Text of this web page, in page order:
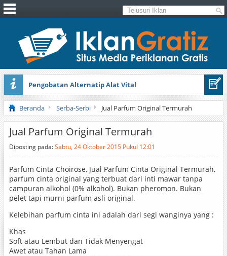
Pengobatan Alternatip Alat Vital
Pita Cantik Pesona
Beranda Serba-Serbi Jual Parfum Original Termurah
Jual Parfum Original Termurah
Diposting pada:Sabtu, 24 Oktober 2015 Pukul 12:01
Parfum Cinta Choirose, Jual Parfum Cinta Original Termurah,
parfum cinta original yang terbuat dari inti mawar tanpa
campuran alkohol (0% alkohol). Bukan pheromon. Bukan
pelet tapi murni parfum asli original.
Kelebihan parfum cinta ini adalah dari segi wanginya yang :
Khas
Soft atau Lembut dan Tidak Menyengat
Awet atau Tahan Lama